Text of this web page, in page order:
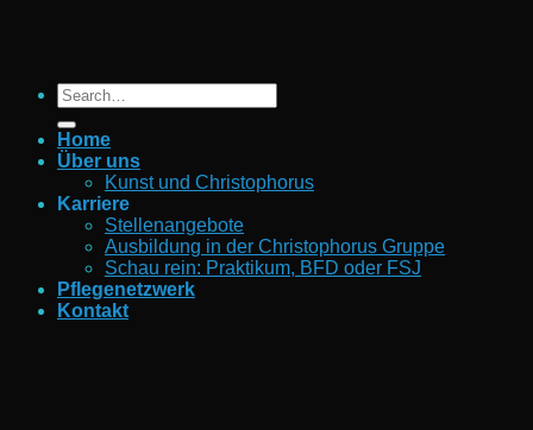
Home
Über uns
Kunst und Christophorus
Karriere
Stellenangebote
Ausbildung in der Christophorus Gruppe
Schau rein: Praktikum, BFD oder FSJ
Pflegenetzwerk
Kontakt